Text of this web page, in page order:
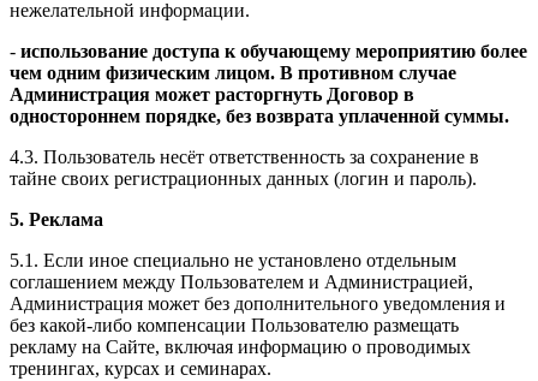
нежелательной информации.
- использование доступа к обучающему мероприятию более
чем одним физическим лицом. В противном случае
Администрация может расторгнуть Договор в
одностороннем порядке, без возврата уплаченной суммы.
4.3. Пользователь несёт ответственность за сохранение в
тайне своих регистрационных данных (логин и пароль).
5. Реклама
5.1. Если иное специально не установлено отдельным
соглашением между Пользователем и Администрацией,
Администрация может без дополнительного уведомления и
без какой-либо компенсации Пользователю размещать
рекламу на Сайте, включая информацию о проводимых
тренингах, курсах и семинарах.